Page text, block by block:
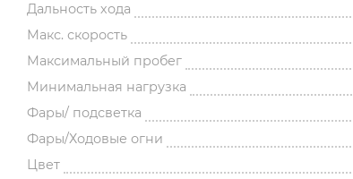
Дальность хода
Макс. скорость
Максимальный пробег
Минимальная нагрузка
Фары/ подсветка
Фары/Ходовые огни
Цвет